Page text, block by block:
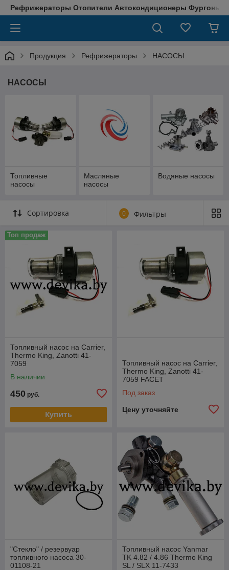
Рефрижераторы Отопители Автокондиционеры Фургоны
Продукция Рефрижераторы НАСОСЫ
НАСОСЫ
Топливные
насосы
Масляные
насосы
Водяные насосы
Сортировка 0 Фильтры
Топ продаж
Топливный насос на Carrier,
Thermo King, Zanotti 41-
7059
В наличии
450 руб.
Купить
Топливный насос на Carrier,
Thermo King, Zanotti 41-
7059 FACET
Под заказ
Цену уточняйте
"Стекло" / резервуар
топливного насоса 30-
01108-21
Топливный насос Yanmar
TK 4.82 / 4.86 Thermo King
SL / SLX 11-7433